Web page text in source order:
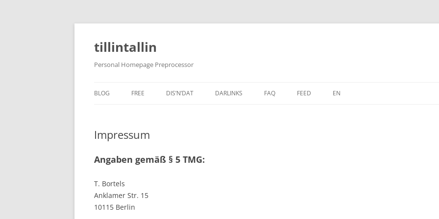
tillintallin
Personal Homepage Preprocessor
Inhalt
BLOG FREE DIS’N’DAT DARLINKS FAQ FEED EN
Impressum
Angaben gemäß § 5 TMG:
T. Bortels
Anklamer Str. 15
10115 Berlin